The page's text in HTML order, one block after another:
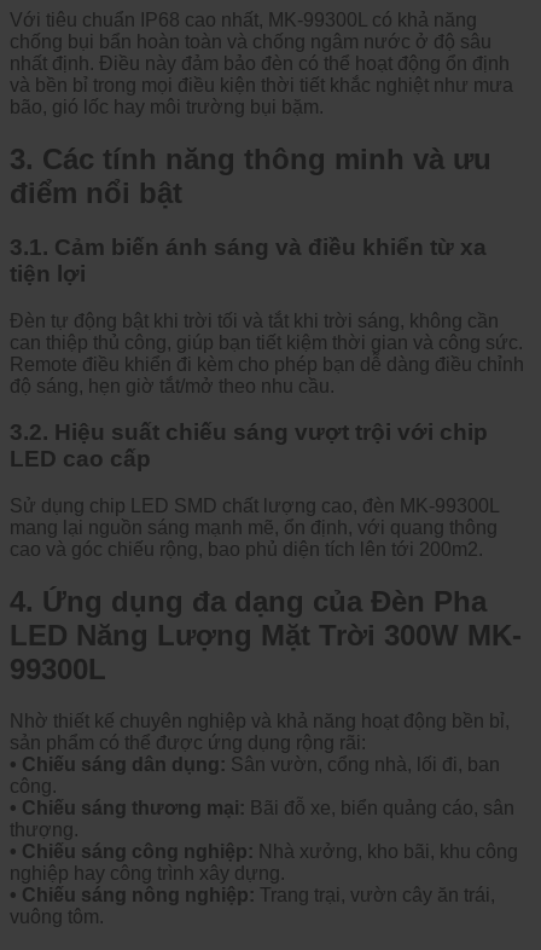
Với tiêu chuẩn IP68 cao nhất, MK-99300L có khả năng
chống bụi bẩn hoàn toàn và chống ngâm nước ở độ sâu
nhất định. Điều này đảm bảo đèn có thể hoạt động ổn định
và bền bỉ trong mọi điều kiện thời tiết khắc nghiệt như mưa
bão, gió lốc hay môi trường bụi bặm.
3. Các tính năng thông minh và ưu
điểm nổi bật
3.1. Cảm biến ánh sáng và điều khiển từ xa
tiện lợi
Đèn tự động bật khi trời tối và tắt khi trời sáng, không cần
can thiệp thủ công, giúp bạn tiết kiệm thời gian và công sức.
Remote điều khiển đi kèm cho phép bạn dễ dàng điều chỉnh
độ sáng, hẹn giờ tắt/mở theo nhu cầu.
3.2. Hiệu suất chiếu sáng vượt trội với chip
LED cao cấp
Sử dụng chip LED SMD chất lượng cao, đèn MK-99300L
mang lại nguồn sáng mạnh mẽ, ổn định, với quang thông
cao và góc chiếu rộng, bao phủ diện tích lên tới 200m2.
4. Ứng dụng đa dạng của Đèn Pha
LED Năng Lượng Mặt Trời 300W MK-
99300L
Nhờ thiết kế chuyên nghiệp và khả năng hoạt động bền bỉ,
sản phẩm có thể được ứng dụng rộng rãi:
• Chiếu sáng dân dụng: Sân vườn, cổng nhà, lối đi, ban
công.
• Chiếu sáng thương mại: Bãi đỗ xe, biển quảng cáo, sân
thượng.
• Chiếu sáng công nghiệp: Nhà xưởng, kho bãi, khu công
nghiệp hay công trình xây dựng.
• Chiếu sáng nông nghiệp: Trang trại, vườn cây ăn trái,
vuông tôm.